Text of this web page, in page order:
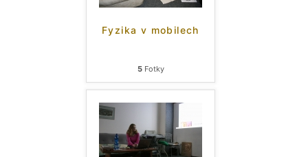
Fyzika v mobilech
5Fotky